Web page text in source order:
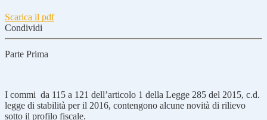
Scarica il pdf
Condividi
Parte Prima
I commi da 115 a 121 dell’articolo 1 della Legge 285 del 2015, c.d.
legge di stabilità per il 2016, contengono alcune novità di rilievo
sotto il profilo fiscale.